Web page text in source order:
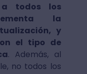
a todos los
la
y
el tipo de
. Además, al
no todos los